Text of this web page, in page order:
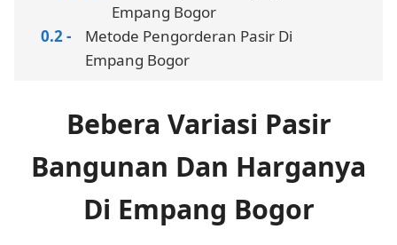
Empang Bogor
Metode Pengorderan Pasir Di
Empang Bogor
Bebera Variasi Pasir
Bangunan Dan Harganya
Di Empang Bogor